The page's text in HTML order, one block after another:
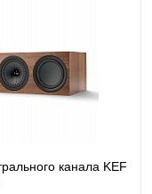
канала KEF